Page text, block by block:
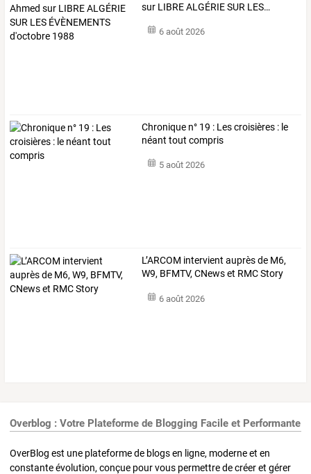
sur LIBREALGÉRIESUR LES…
6 août 2026
Chronique n° 19 : Les croisières : le
néant tout compris
5 août 2026
L’ARCOM intervient auprès de M6,
W9, BFMTV, CNews et RMC Story
6 août 2026
Overblog : Votre Plateforme de Blogging Facile et Performante
OverBlog est une plateforme de blogs en ligne, moderne et en
constante évolution, conçue pour vous permettre de créer et gérer